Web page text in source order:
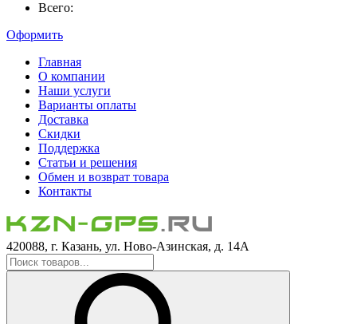
Всего:
Оформить
Главная
О компании
Наши услуги
Варианты оплаты
Доставка
Скидки
Поддержка
Статьи и решения
Обмен и возврат товара
Контакты
420088, г. Казань, ул. Ново-Азинская, д. 14А